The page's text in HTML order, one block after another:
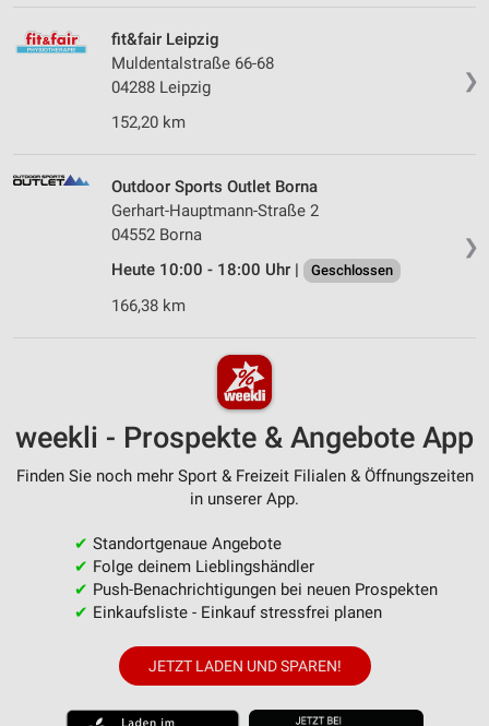
❯
fit&fair Leipzig
Muldentalstraße 66-68
04288 Leipzig
152,20 km
❯
Outdoor Sports Outlet Borna
Gerhart-Hauptmann-Straße 2
04552 Borna
Heute 10:00 - 18:00 Uhr |
Geschlossen
166,38 km
weekli - Prospekte & Angebote App
Finden Sie noch mehr Sport & Freizeit Filialen & Öffnungszeiten
in unserer App.
✔ Standortgenaue Angebote
✔ Folge deinem Lieblingshändler
✔ Push-Benachrichtigungen bei neuen Prospekten
✔ Einkaufsliste - Einkauf stressfrei planen
JETZT LADEN UND SPAREN!